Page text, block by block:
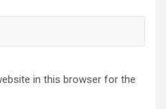
in this browser for the